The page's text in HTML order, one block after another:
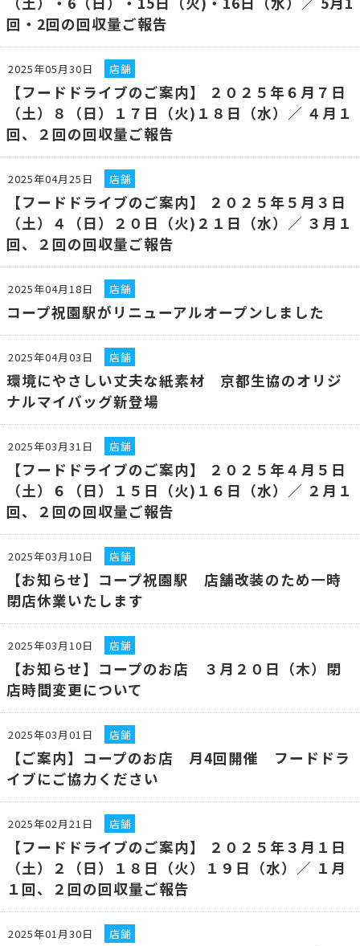
回・2回の回収量ご報告
2025年05月30日 店舗
【フードドライブのご案内】 ２０２５年６月７日
（土）８（日）１７日（火)１８日（水）／ ４月１
回、２回の回収量ご報告
2025年04月25日 店舗
【フードドライブのご案内】 ２０２５年５月３日
（土）４（日）２０日（火)２１日（水）／ ３月１
回、２回の回収量ご報告
2025年04月18日 店舗
コープ祝園駅がリニューアルオープンしました
2025年04月03日 店舗
環境にやさしい丈夫な紙素材 京都生協のオリジ
ナルマイバッグ新登場
2025年03月31日 店舗
【フードドライブのご案内】 ２０２５年４月５日
（土）６（日）１５日（火)１６日（水）／ ２月１
回、２回の回収量ご報告
2025年03月10日 店舗
【お知らせ】コープ祝園駅 店舗改装のため一時
閉店休業いたします
2025年03月10日 店舗
【お知らせ】コープのお店 ３月２０日（木）閉
店時間変更について
2025年03月01日 店舗
【ご案内】コープのお店 月4回開催 フードドラ
イブにご協力ください
2025年02月21日 店舗
【フードドライブのご案内】 ２０２５年３月１日
（土）２（日）１８日（火）１９日（水）／ １月
１回、２回の回収量ご報告
2025年01月30日 店舗